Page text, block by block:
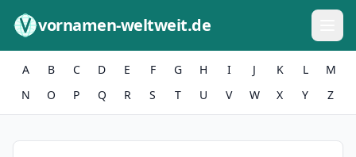
vornamen-weltweit.de
A B C D E F G H I J K L
M
N
O P Q R S T U V W X Y Z